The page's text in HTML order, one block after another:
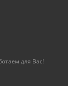
для Вас!